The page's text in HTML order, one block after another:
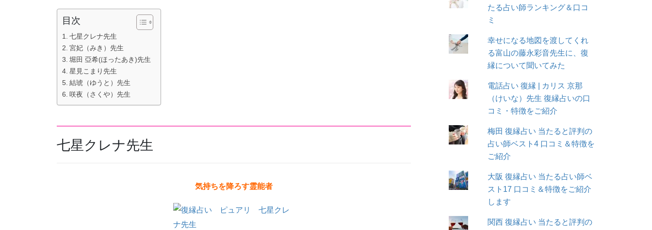
目次
七星クレナ先生
宮妃（みき）先生
堀田 亞希(ほったあき)先生
星見こまり先生
結琥（ゆうと）​先生
咲夜（さくや）先生
七星クレナ先生
気持ちを降ろす霊能者
たる占い師ランキング＆口コ
ミ
幸せになる地図を渡してくれ
る富山の藤永彩音先生に、復
縁について聞いてみた
電話占い 復縁 | カリス 京那
（けいな）先生 復縁占いの口
コミ・特徴をご紹介
梅田 復縁占い 当たると評判の
占い師ベスト4 口コミ＆特徴を
ご紹介
大阪 復縁占い 当たる占い師ベ
スト17 口コミ＆特徴をご紹介
します
関西 復縁占い 当たると評判の